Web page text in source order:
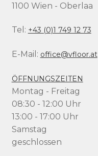
1100 Wien - Oberlaa
Tel: +43 (0)1 749 12 73
E-Mail: office@vfloor.at
ÖFFNUNGSZEITEN
Montag - Freitag
08:30 - 12:00 Uhr
13:00 - 17:00 Uhr
Samstag
geschlossen